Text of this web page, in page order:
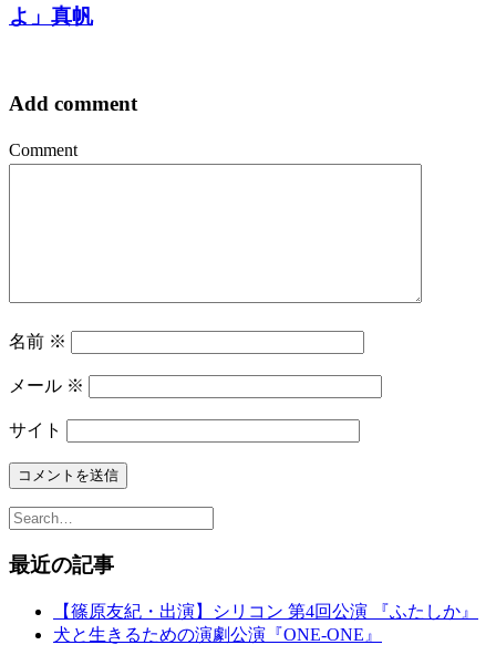
よ」真帆
Add comment
Comment
名前 ※
メール ※
サイト
最近の記事
【篠原友紀・出演】シリコン 第4回公演 『ふたしか』
犬と生きるための演劇公演『ONE-ONE』